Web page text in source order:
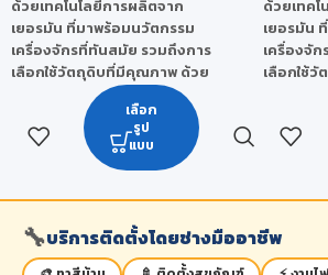
ด้วยเทคโนโลยีการผลิตจาก
เยอรมัน ที่มาพร้อมนวัตกรรม
เครื่องจักรที่ทันสมัย รวมถึงการ
เลือกใช้วัตถุดิบที่มีคุณภาพ ด้วย
ส่วนผสมของแร่เพอร์ไลท์
(Perlite) ที่มีคุณสมบัติเด่นในเรื่อง
ของการดูดซับความชื้น มีความ
ยืดหยุ่นได้ดี เป็นวัสดุทนไฟ และยัง
ทำให้แผ่นทีโอเอ ยิปซัม มีคุณสมบัติ
ที่เหนือโดดเด่น และได้รับการ
ยอมรับจากผู้ใช้งานเป็นอย่างดี
เลือก
รูป
แบบ
ด้วยเทค
เยอรมัน
เครื่องจั
เลือกใช้
ส่วนผสม
ของการ
ยืดหยุ่นไ
ทำให้แผ่
ที่เหนือโด
ยอมรับจา
🔧บริการติดตั้งโดยช่างมืออาชีพ